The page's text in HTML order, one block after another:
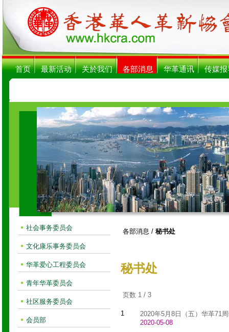
首页 最新活动 关於我们 各部消息 华革通讯 传媒报
社会事务委员会
文化康乐事务委员会
华革爱心工程委员会
青年华革委员会
社区服务委员会
会员部
各部消息 / 秘书处
秘书处
页数 1 / 3
1
2020年5月8日（五）华革71
2020-05-08